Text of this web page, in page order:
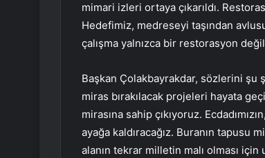
mimari izleri ortaya çıkarıldı.
Hedefimiz, medreseyi taşından
çalışma yalnızca bir restorasyon
Başkan Çolakbayrakdar, sözlerini
miras bırakılacak projeleri hayata
mirasına sahip çıkıyoruz.
ayağa kaldıracağız. Buranın tapusu
alanın tekrar milletin malı olması